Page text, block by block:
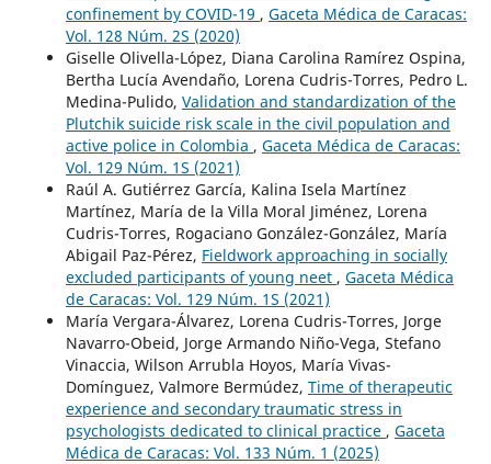
confinement by COVID-19 , Gaceta Médica de Caracas:
Vol. 128 Núm. 2S (2020)
Giselle Olivella-López, Diana Carolina Ramírez Ospina,
Bertha Lucía Avendaño, Lorena Cudris-Torres, Pedro L.
Medina-Pulido, Validation and standardization of the
Plutchik suicide risk scale in the civil population and
active police in Colombia , Gaceta Médica de Caracas:
Vol. 129 Núm. 1S (2021)
Raúl A. Gutiérrez García, Kalina Isela Martínez
Martínez, María de la Villa Moral Jiménez, Lorena
Cudris-Torres, Rogaciano González-González, María
Abigail Paz-Pérez, Fieldwork approaching in socially
excluded participants of young neet , Gaceta Médica
de Caracas: Vol. 129 Núm. 1S (2021)
María Vergara-Álvarez, Lorena Cudris-Torres, Jorge
Navarro-Obeid, Jorge Armando Niño-Vega, Stefano
Vinaccia, Wilson Arrubla Hoyos, María Vivas-
Domínguez, Valmore Bermúdez, Time of therapeutic
experience and secondary traumatic stress in
psychologists dedicated to clinical practice , Gaceta
Médica de Caracas: Vol. 133 Núm. 1 (2025)